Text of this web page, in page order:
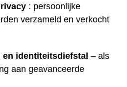
: persoonlijke
verzameld en verkocht
identiteitsdiefstal – als
aan geavanceerde